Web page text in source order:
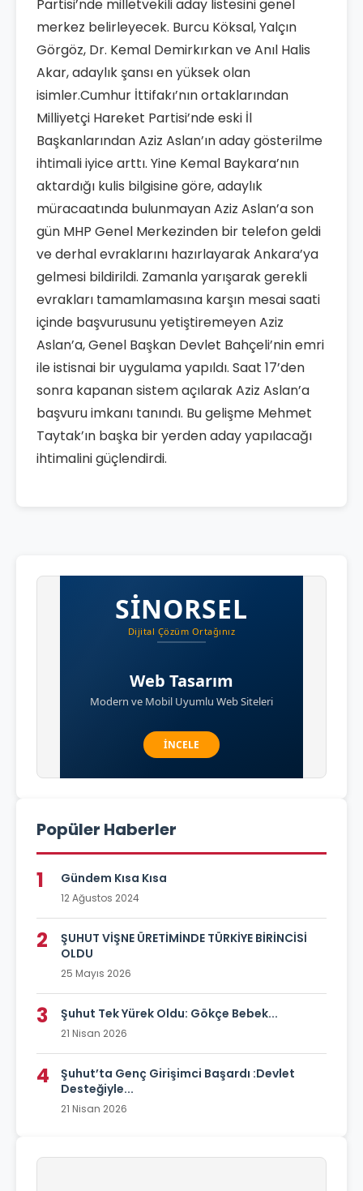
Partisi’nde milletvekili aday listesini genel
merkez belirleyecek. Burcu Köksal, Yalçın
Görgöz, Dr. Kemal Demirkırkan ve Anıl Halis
Akar, adaylık şansı en yüksek olan
isimler.Cumhur İttifakı’nın ortaklarından
Milliyetçi Hareket Partisi’nde eski İl
Başkanlarından Aziz Aslan’ın aday gösterilme
ihtimali iyice arttı. Yine Kemal Baykara’nın
aktardığı kulis bilgisine göre, adaylık
müracaatında bulunmayan Aziz Aslan’a son
gün MHP Genel Merkezinden bir telefon geldi
ve derhal evraklarını hazırlayarak Ankara’ya
gelmesi bildirildi. Zamanla yarışarak gerekli
evrakları tamamlamasına karşın mesai saati
içinde başvurusunu yetiştiremeyen Aziz
Aslan’a, Genel Başkan Devlet Bahçeli’nin emri
ile istisnai bir uygulama yapıldı. Saat 17’den
sonra kapanan sistem açılarak Aziz Aslan’a
başvuru imkanı tanındı. Bu gelişme Mehmet
Taytak’ın başka bir yerden aday yapılacağı
ihtimalini güçlendirdi.
Popüler Haberler
1 Gündem Kısa Kısa
12 Ağustos 2024
2
ŞUHUT VİŞNE ÜRETİMİNDE TÜRKİYE BİRİNCİSİ
OLDU
25 Mayıs 2026
3 Şuhut Tek Yürek Oldu: Gökçe Bebek...
21 Nisan 2026
4
Şuhut’ta Genç Girişimci Başardı :Devlet
Desteğiyle...
21 Nisan 2026